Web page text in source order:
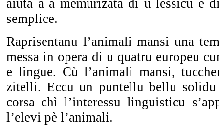
aiutà à a memurizata di u lessicu è
semplice.
Raprisentanu l’animali mansi una
messa in opera di u quatru europeu
e lingue. Cù l’animali mansi,
zitelli. Eccu un puntellu bellu solidu
corsa chì l’interessu linguisticu s’
l’elevi pè l’animali.